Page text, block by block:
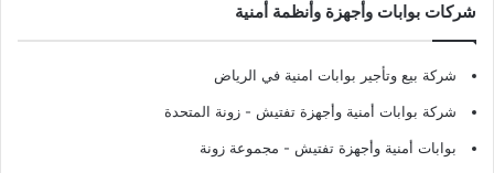
شركات بوابات وأجهزة وأنظمة أمنية
شركة بيع وتأجير بوابات امنية في الرياض
شركة بوابات أمنية وأجهزة تفتيش - زونة المتحدة
بوابات أمنية وأجهزة تفتيش - مجموعة زونة